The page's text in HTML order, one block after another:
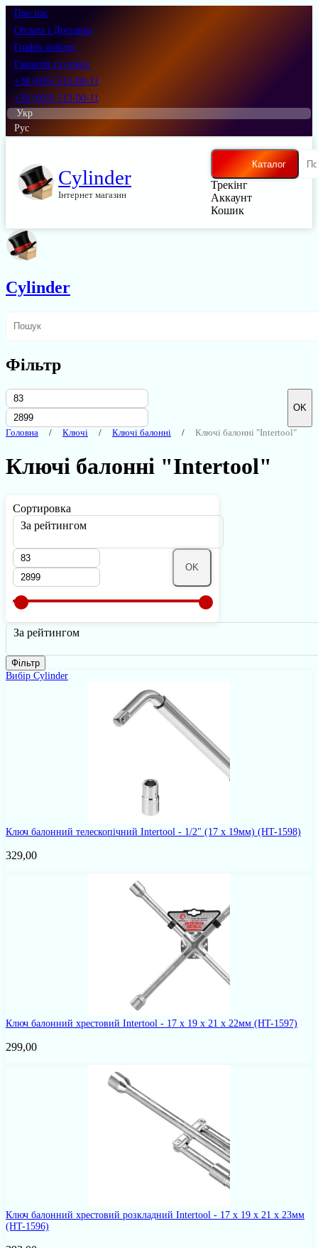
Про нас
Оплата і Доставка
Графік роботи
Гарантія та сервіс
+38 (095) 513-00-11
+38 (093) 513-00-11
Укр
Рус
Cylinder
Інтернет магазин
Каталог
Трекінг
Аккаунт
Кошик
Cylinder
Фільтр
OK
Головна Ключі Ключі балонні Ключі балонні "Intertool"
Ключі балонні "Intertool"
Сортировка
За рейтингом
OK
За рейтингом
Фільтр
Вибір Cylinder
Ключ балонний телескопічний Intertool - 1/2" (17 x 19мм) (HT-1598)
329,00
Ключ балонний хрестовий Intertool - 17 x 19 x 21 x 22мм (HT-1597)
299,00
Ключ балонний хрестовий розкладний Intertool - 17 x 19 x 21 x 23мм
(HT-1596)